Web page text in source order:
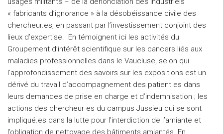
« fabricants d’ignorance » à la désobéissance civile des
chercheur.es, en passant par l’investissement conjoint des
lieux d’expertise. En témoignent ici les activités du
Groupement d’intérêt scientifique sur les cancers liés aux
maladies professionnelles dans le Vaucluse, selon qui
l’approfondissement des savoirs sur les expositions est un
dérivé du travail d’accompagnement des patient.es dans
leurs demandes de prise en charge et d’indemnisation ; les
actions des chercheur·es du campus Jussieu qui se sont
impliqué.es dans la lutte pour l’interdiction de l’amiante et
l’obligation de nettoyage des bâtiments amiantés. En